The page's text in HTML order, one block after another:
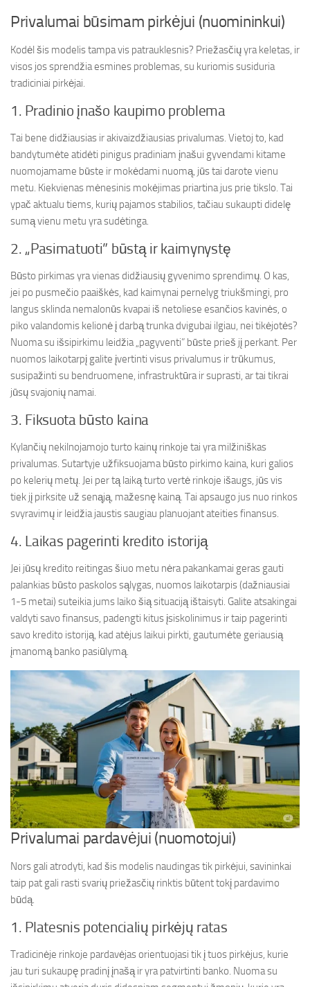
Privalumai būsimam pirkėjui (nuomininkui)
Kodėl šis modelis tampa vis patrauklesnis? Priežasčių yra keletas, ir
visos jos sprendžia esmines problemas, su kuriomis susiduria
tradiciniai pirkėjai.
1. Pradinio įnašo kaupimo problema
Tai bene didžiausias ir akivaizdžiausias privalumas. Vietoj to, kad
bandytumėte atidėti pinigus pradiniam įnašui gyvendami kitame
nuomojamame būste ir mokėdami nuomą, jūs tai darote vienu
metu. Kiekvienas mėnesinis mokėjimas priartina jus prie tikslo. Tai
ypač aktualu tiems, kurių pajamos stabilios, tačiau sukaupti didelę
sumą vienu metu yra sudėtinga.
2. „Pasimatuoti” būstą ir kaimynystę
Būsto pirkimas yra vienas didžiausių gyvenimo sprendimų. O kas,
jei po pusmečio paaiškės, kad kaimynai pernelyg triukšmingi, pro
langus sklinda nemalonūs kvapai iš netoliese esančios kavinės, o
piko valandomis kelionė į darbą trunka dvigubai ilgiau, nei tikėjotės?
Nuoma su išsipirkimu leidžia „pagyventi” būste prieš jį perkant. Per
nuomos laikotarpį galite įvertinti visus privalumus ir trūkumus,
susipažinti su bendruomene, infrastruktūra ir suprasti, ar tai tikrai
jūsų svajonių namai.
3. Fiksuota būsto kaina
Kylančių nekilnojamojo turto kainų rinkoje tai yra milžiniškas
privalumas. Sutartyje užfiksuojama būsto pirkimo kaina, kuri galios
po kelerių metų. Jei per tą laiką turto vertė rinkoje išaugs, jūs vis
tiek jį pirksite už senąją, mažesnę kainą. Tai apsaugo jus nuo rinkos
svyravimų ir leidžia jaustis saugiau planuojant ateities finansus.
4. Laikas pagerinti kredito istoriją
Jei jūsų kredito reitingas šiuo metu nėra pakankamai geras gauti
palankias būsto paskolos sąlygas, nuomos laikotarpis (dažniausiai
1-5 metai) suteikia jums laiko šią situaciją ištaisyti. Galite atsakingai
valdyti savo finansus, padengti kitus įsiskolinimus ir taip pagerinti
savo kredito istoriją, kad atėjus laikui pirkti, gautumėte geriausią
įmanomą banko pasiūlymą.
Privalumai pardavėjui (nuomotojui)
Nors gali atrodyti, kad šis modelis naudingas tik pirkėjui, savininkai
taip pat gali rasti svarių priežasčių rinktis būtent tokį pardavimo
būdą.
1. Platesnis potencialių pirkėjų ratas
Tradicinėje rinkoje pardavėjas orientuojasi tik į tuos pirkėjus, kurie
jau turi sukaupę pradinį įnašą ir yra patvirtinti banko. Nuoma su